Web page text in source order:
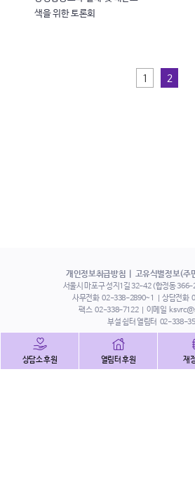
색을 위한 토론회
1 2
개인정보취급방침 고유식별정보(주
서울시 마포구 성지1길 32-42 (합정동
사무전화 02-338-2890~1 상담전화
팩스 02-338-7122 이메일
부설 쉼터 열림터 02-338-
상담소 후원 열림터 후원 재